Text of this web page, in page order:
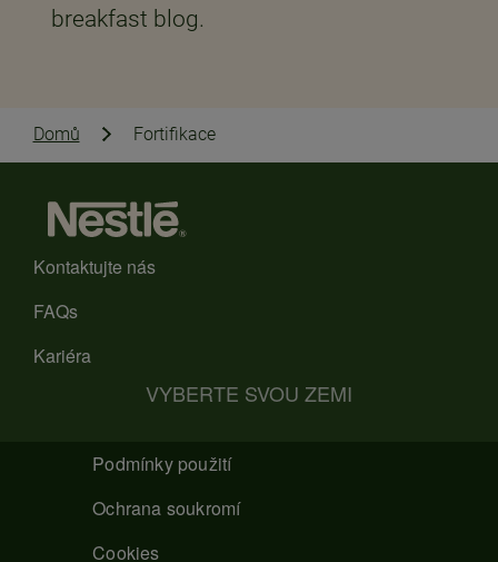
breakfast blog.
Domů Fortifikace
Kontaktujte nás
FAQs
Kariéra
VYBERTE SVOU ZEMI
Podmínky použití
Ochrana soukromí
Cookies